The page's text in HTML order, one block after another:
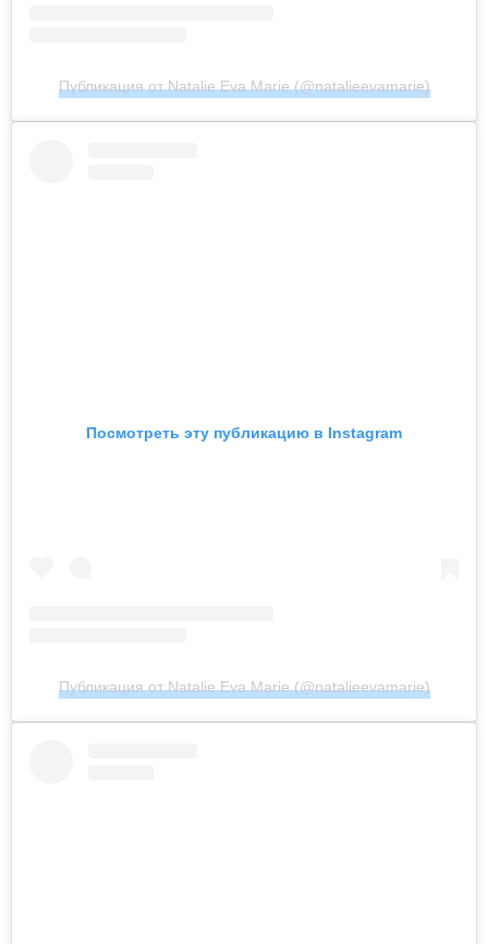
Публикация от Natalie Eva Marie (@natalieevamarie)
Посмотреть эту публикацию в Instagram
Публикация от Natalie Eva Marie (@natalieevamarie)